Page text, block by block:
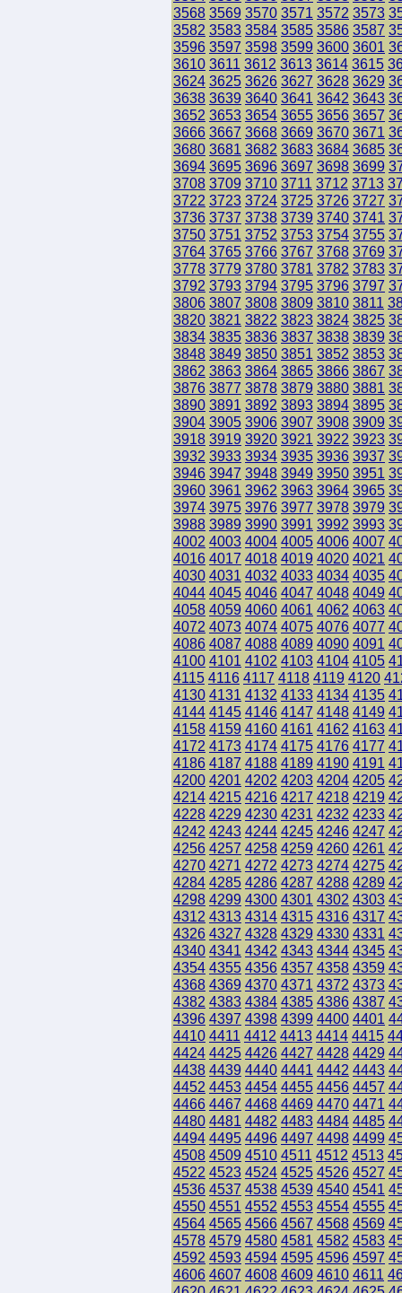
3568 3569 3570 3571 3572 3573
3582 3583 3584 3585 3586 3587
3596 3597 3598 3599 3600 3601
3610 3611 3612 3613 3614 3615
3624 3625 3626 3627 3628 3629
3638 3639 3640 3641 3642 3643
3652 3653 3654 3655 3656 3657
3666 3667 3668 3669 3670 3671
3680 3681 3682 3683 3684 3685
3694 3695 3696 3697 3698 3699
3708 3709 3710 3711 3712 3713
3722 3723 3724 3725 3726 3727
3736 3737 3738 3739 3740 3741
3750 3751 3752 3753 3754 3755
3764 3765 3766 3767 3768 3769
3778 3779 3780 3781 3782 3783
3792 3793 3794 3795 3796 3797
3806 3807 3808 3809 3810 3811
3820 3821 3822 3823 3824 3825
3834 3835 3836 3837 3838 3839
3848 3849 3850 3851 3852 3853
3862 3863 3864 3865 3866 3867
3876 3877 3878 3879 3880 3881
3890 3891 3892 3893 3894 3895
3904 3905 3906 3907 3908 3909
3918 3919 3920 3921 3922 3923
3932 3933 3934 3935 3936 3937
3946 3947 3948 3949 3950 3951
3960 3961 3962 3963 3964 3965
3974 3975 3976 3977 3978 3979
3988 3989 3990 3991 3992 3993
4002 4003 4004 4005 4006 4007
4016 4017 4018 4019 4020 4021
4030 4031 4032 4033 4034 4035
4044 4045 4046 4047 4048 4049
4058 4059 4060 4061 4062 4063
4072 4073 4074 4075 4076 4077
4086 4087 4088 4089 4090 4091
4100 4101 4102 4103 4104 4105
4115 4116 4117 4118 4119 4120
4130 4131 4132 4133 4134 4135
4144 4145 4146 4147 4148 4149
4158 4159 4160 4161 4162 4163
4172 4173 4174 4175 4176 4177
4186 4187 4188 4189 4190 4191
4200 4201 4202 4203 4204 4205
4214 4215 4216 4217 4218 4219
4228 4229 4230 4231 4232 4233
4242 4243 4244 4245 4246 4247
4256 4257 4258 4259 4260 4261
4270 4271 4272 4273 4274 4275
4284 4285 4286 4287 4288 4289
4298 4299 4300 4301 4302 4303
4312 4313 4314 4315 4316 4317
4326 4327 4328 4329 4330 4331
4340 4341 4342 4343 4344 4345
4354 4355 4356 4357 4358 4359
4368 4369 4370 4371 4372 4373
4382 4383 4384 4385 4386 4387
4396 4397 4398 4399 4400 4401
4410 4411 4412 4413 4414 4415
4424 4425 4426 4427 4428 4429
4438 4439 4440 4441 4442 4443
4452 4453 4454 4455 4456 4457
4466 4467 4468 4469 4470 4471
4480 4481 4482 4483 4484 4485
4494 4495 4496 4497 4498 4499
4508 4509 4510 4511 4512 4513
4522 4523 4524 4525 4526 4527
4536 4537 4538 4539 4540 4541
4550 4551 4552 4553 4554 4555
4564 4565 4566 4567 4568 4569
4578 4579 4580 4581 4582 4583
4592 4593 4594 4595 4596 4597
4606 4607 4608 4609 4610 4611